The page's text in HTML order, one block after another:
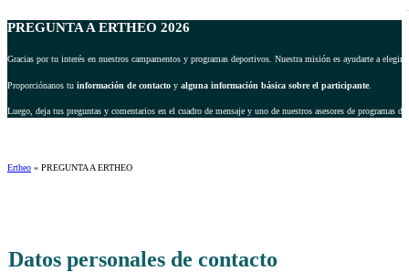
PREGUNTA A ERTHEO 2026
Gracias por tu interés en nuestros campamentos y programas deportivos. Nuestra misión es ayudarte a
Proporciónanos tu información de contacto y alguna información básica sobre el participante.
Luego, deja tus preguntas y comentarios en el cuadro de mensaje y uno de nuestros asesores de programas
Ertheo » PREGUNTA A ERTHEO
Datos personales de contacto